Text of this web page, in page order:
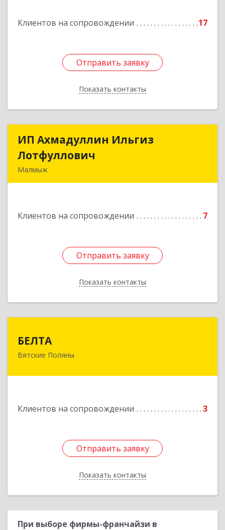
Клиентов на сопровождении 17
Отправить заявку
Показать контакты
Отправить заявку
Назад
ИП Ахмадуллин Ильгиз
Лотфуллович
Малмыж
Клиентов на сопровождении 7
Отправить заявку
Показать контакты
ИП Ахмадуллин Ильгиз
Подробнее
Отправить заявку
Назад
БЕЛТА
Вятские Поляны
Клиентов на сопровождении 3
Отправить заявку
Показать контакты
612960, Кировская обл, Вятские Поляны г,
Отправить заявку
Назад
При выборе фирмы-франчайзи в